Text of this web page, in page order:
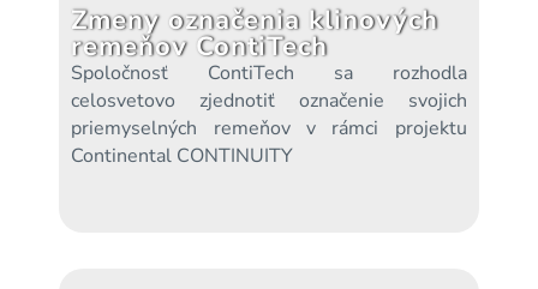
Zmeny označenia klinových
remeňov ContiTech
Spoločnosť ContiTech sa rozhodla
celosvetovo zjednotiť označenie svojich
priemyselných remeňov v rámci projektu
Continental CONTINUITY